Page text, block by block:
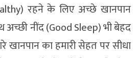
रहने के लिए अच्छे खानपान
नींद (Good Sleep) भी बेहद
खानपान का हमारी सेहत पर सीधा